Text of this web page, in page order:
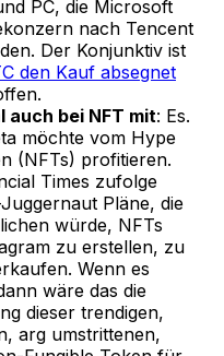
PC, die Microsoft
nach Tencent
Der Konjunktiv ist
den Kauf absegnet
bei NFT mit: Es.
möchte vom Hype
(NFTs) profitieren.
Times zufolge
Pläne, die
würde, NFTs
zu erstellen, zu
Wenn es
wäre das die
dieser trendigen,
arg umstrittenen,